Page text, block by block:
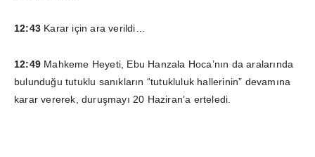
12:43 Karar için ara verildi…
12:49 Mahkeme Heyeti, Ebu Hanzala Hoca’nın da aralarında
bulunduğu tutuklu sanıkların “tutukluluk hallerinin” devamına
karar vererek, duruşmayı 20 Haziran’a erteledi.